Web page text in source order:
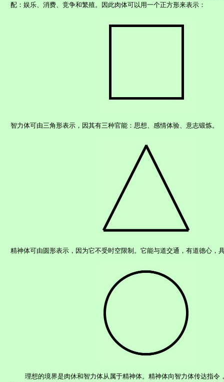
配：娱乐、消费、竞争和繁殖。因此肉体可以用一个正方形来表示：
智力体可由三角形表示，因其有三种官能：思想、感情体验、意志锻炼。
精神体可由圆形表示，因为它不受时空限制。它能与道交通，有道德心，
理想的境界是肉休和智力体从属于精神体。精神体向智力体传达指令